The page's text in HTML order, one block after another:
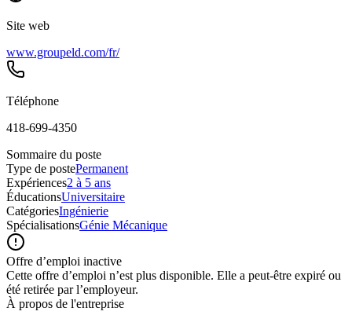
Site web
www.groupeld.com/fr/
Téléphone
418-699-4350
Sommaire du poste
Type de postePermanent
Expériences2 à 5 ans
ÉducationsUniversitaire
CatégoriesIngénierie
SpécialisationsGénie Mécanique
Offre d’emploi inactive
Cette offre d’emploi n’est plus disponible. Elle a peut-être expiré ou
été retirée par l’employeur.
À propos de l'entreprise